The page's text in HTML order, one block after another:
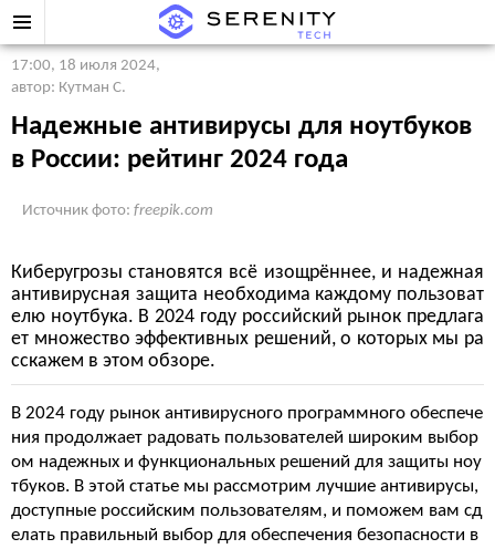
17:00, 18 июля 2024,
автор: Кутман С.
Надежные антивирусы для ноутбуков
в России: рейтинг 2024 года
Источник фото: freepik.com
Киберугрозы становятся всё изощрённее, и надежная
антивирусная защита необходима каждому пользоват
елю ноутбука. В 2024 году российский рынок предлага
ет множество эффективных решений, о которых мы ра
сскажем в этом обзоре.
В 2024 году рынок антивирусного программного обеспече
ния продолжает радовать пользователей широким выбор
ом надежных и функциональных решений для защиты ноу
тбуков. В этой статье мы рассмотрим лучшие антивирусы,
доступные российским пользователям, и поможем вам сд
елать правильный выбор для обеспечения безопасности в